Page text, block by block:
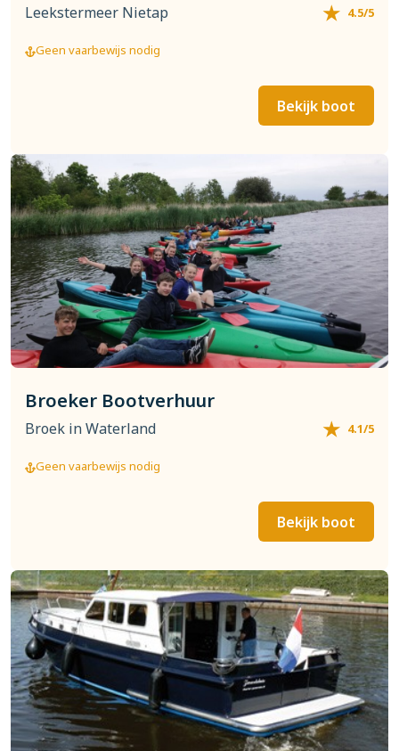
Leekstermeer Nietap 4.5/5
Geen vaarbewijs nodig
Bekijk boot
Broeker Bootverhuur
Broek in Waterland 4.1/5
Geen vaarbewijs nodig
Bekijk boot